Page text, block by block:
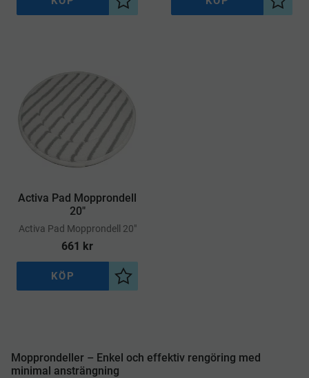
Lägg till i önskelista Lägg
Activa Pad Mopprondell
20"
​Activa Pad Mopprondell 20"
661 kr
Lägg till i önskelista
KÖP
Mopprondeller – Enkel och effektiv rengöring med
minimal ansträngning